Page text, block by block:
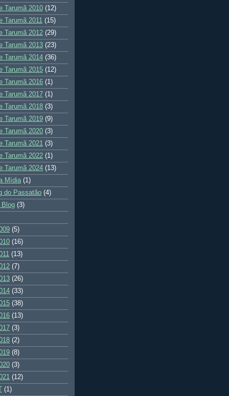
Tarumã 2010 (12)
Tarumã 2011 (15)
Tarumã 2012 (29)
Tarumã 2013 (23)
Tarumã 2014 (36)
Tarumã 2015 (12)
Tarumã 2016 (1)
Tarumã 2017 (1)
Tarumã 2018 (3)
Tarumã 2019 (9)
Tarumã 2020 (3)
Tarumã 2021 (3)
Tarumã 2022 (1)
Tarumã 2024 (13)
Mídia (1)
do Passatão (4)
Blog (3)
(5)
(16)
(13)
(7)
(26)
(33)
(38)
(13)
(3)
(2)
(8)
(3)
(12)
(1)